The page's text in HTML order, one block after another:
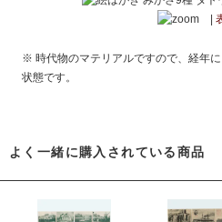
|
※ 時代物のマテリアルですので、経年
状態です。
よく一緒に購入されている商品